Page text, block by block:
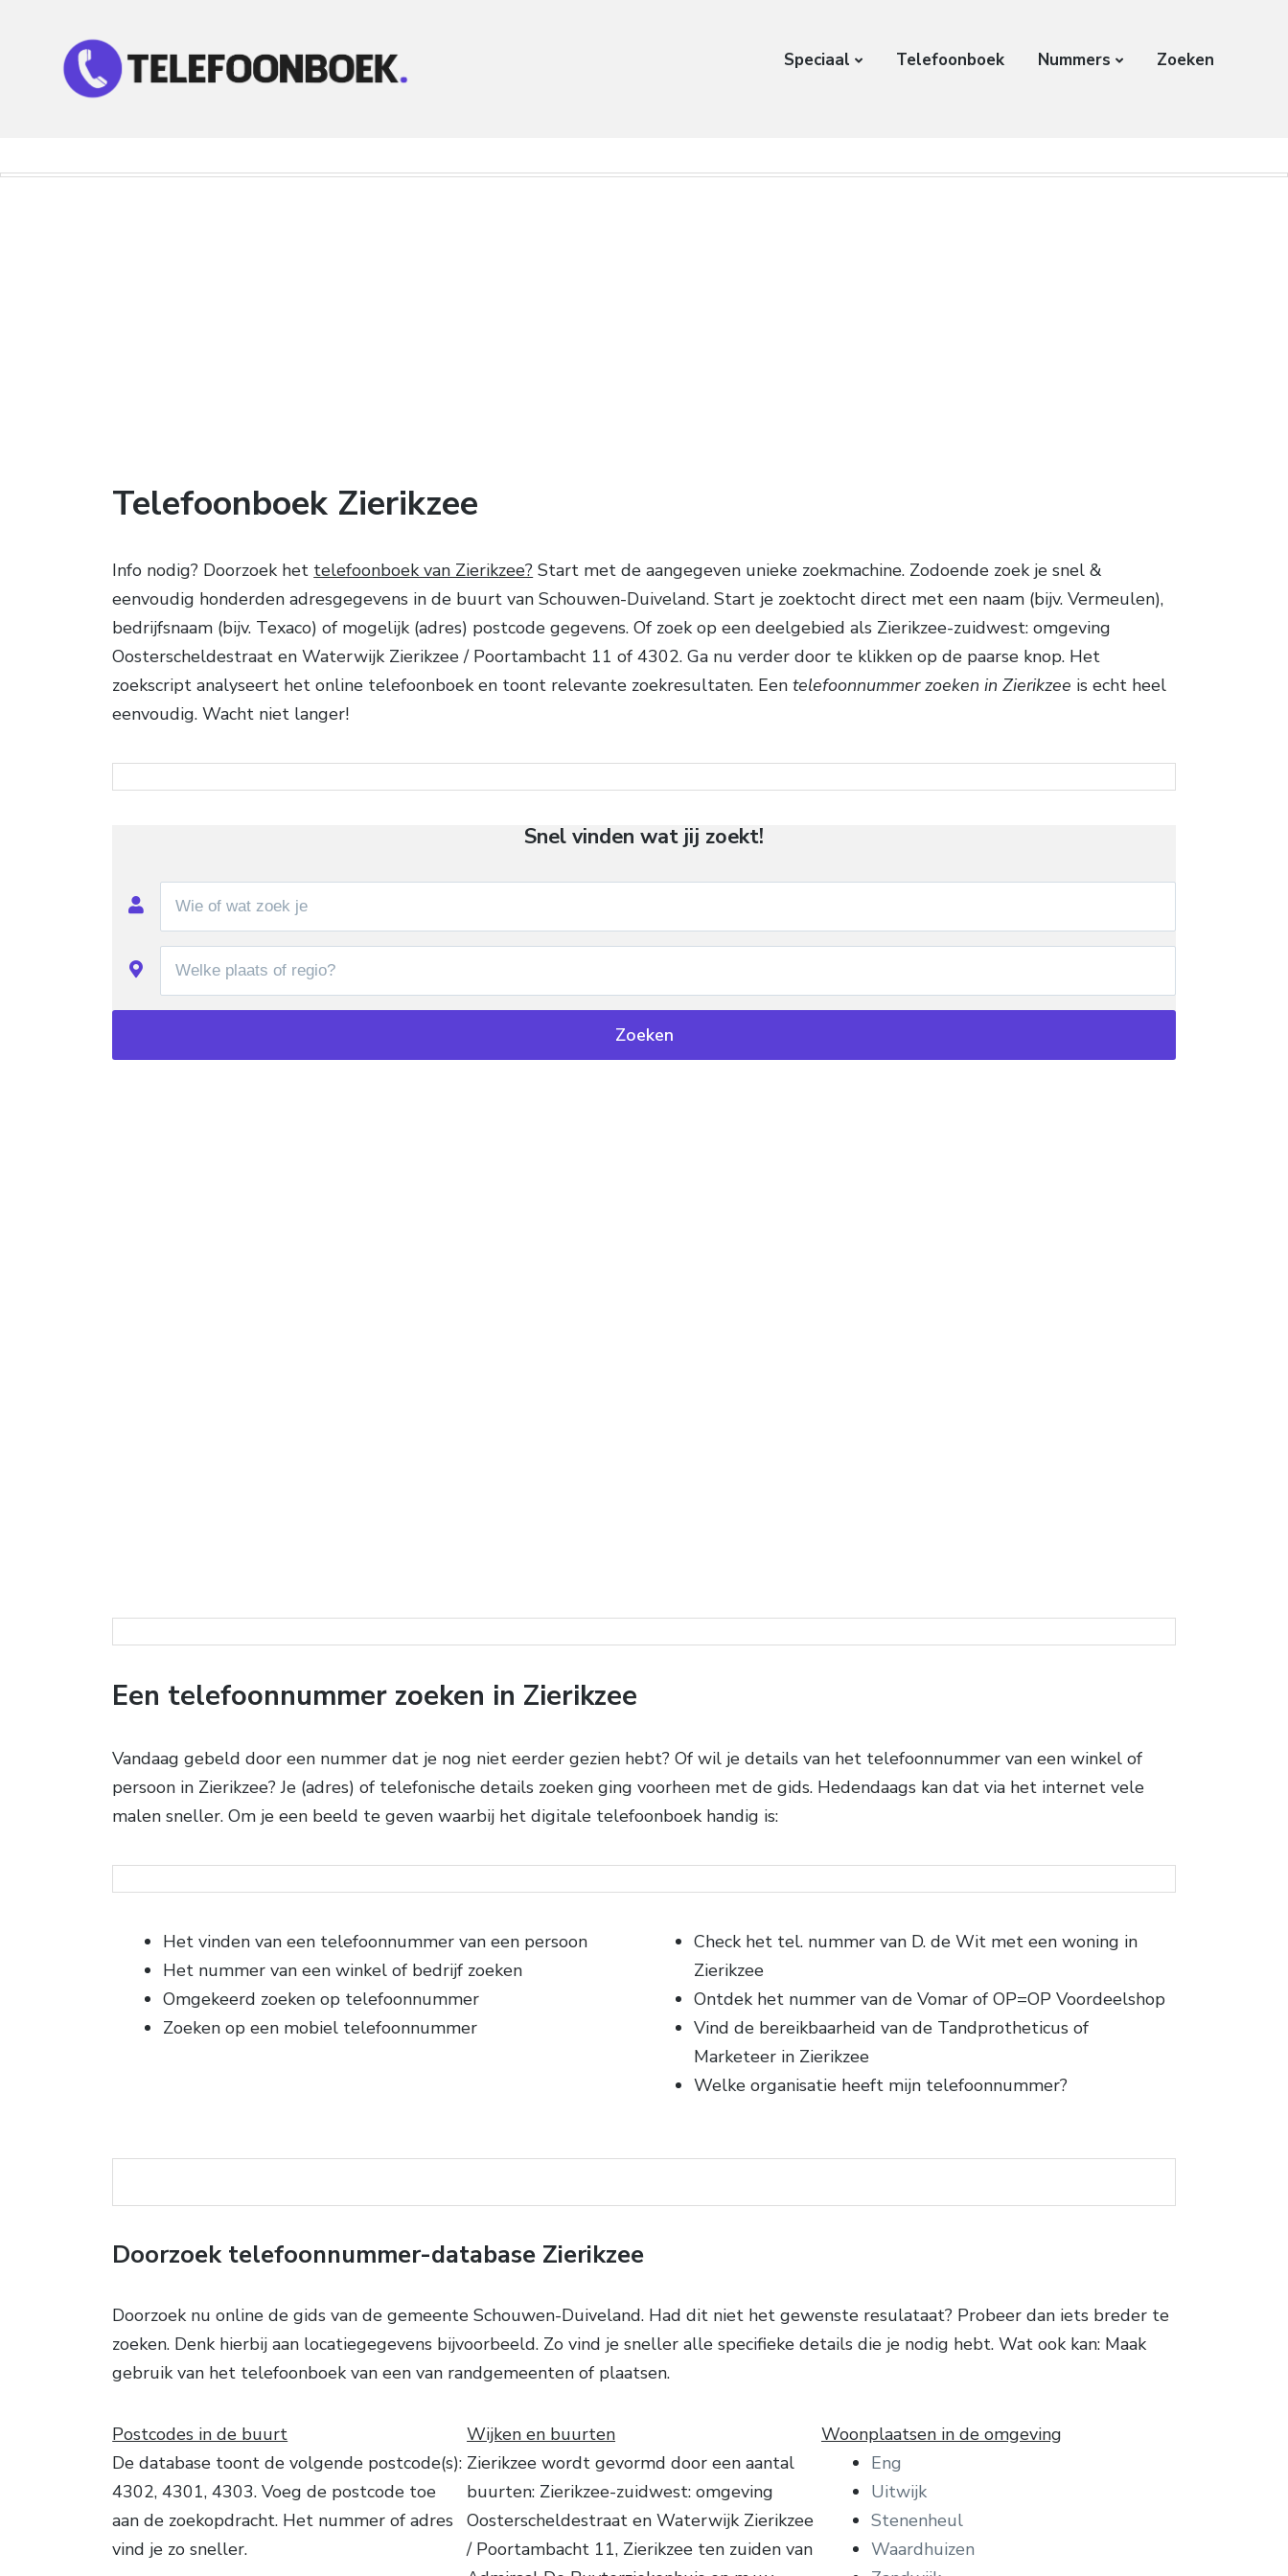
Speciaal Telefoonboek Nummers Zoeken
Telefoonboek Zierikzee
Info nodig? Doorzoek het telefoonboek van Zierikzee? Start met de aangegeven unieke zoekmachine. Zodoende zoek je snel &
eenvoudig honderden adresgegevens in de buurt van Schouwen-Duiveland. Start je zoektocht direct met een naam (bijv. Vermeulen),
bedrijfsnaam (bijv. Texaco) of mogelijk (adres) postcode gegevens. Of zoek op een deelgebied als Zierikzee-zuidwest: omgeving
Oosterscheldestraat en Waterwijk Zierikzee / Poortambacht 11 of 4302. Ga nu verder door te klikken op de paarse knop. Het
zoekscript analyseert het online telefoonboek en toont relevante zoekresultaten. Eentelefoonnummer zoeken in Zierikzee is echt heel
eenvoudig. Wacht niet langer!
Snel vinden wat jij zoekt!
Een telefoonnummer zoeken in Zierikzee
Vandaag gebeld door een nummer dat je nog niet eerder gezien hebt? Of wil je details van het telefoonnummer van een winkel of
persoon in Zierikzee? Je (adres) of telefonische details zoeken ging voorheen met de gids. Hedendaags kan dat via het internet vele
malen sneller. Om je een beeld te geven waarbij het digitale telefoonboek handig is:
Het vinden van een telefoonnummer van een persoon
Het nummer van een winkel of bedrijf zoeken
Omgekeerd zoeken op telefoonnummer
Zoeken op een mobiel telefoonnummer
Check het tel. nummer van D. de Wit met een woning in
Zierikzee
Ontdek het nummer van de Vomar of OP=OP Voordeelshop
Vind de bereikbaarheid van de Tandprotheticus of
Marketeer in Zierikzee
Welke organisatie heeft mijn telefoonnummer?
Doorzoek telefoonnummer-database Zierikzee
Doorzoek nu online de gids van de gemeente Schouwen-Duiveland. Had dit niet het gewenste resulataat? Probeer dan iets breder te
zoeken. Denk hierbij aan locatiegegevens bijvoorbeeld. Zo vind je sneller alle specifieke details die je nodig hebt. Wat ook kan: Maak
gebruik van het telefoonboek van een van randgemeenten of plaatsen.
Postcodes in de buurt
De database toont de volgende postcode(s):
4302, 4301, 4303. Voeg de postcode toe
aan de zoekopdracht. Het nummer of adres
vind je zo sneller.
Wijken en buurten
Zierikzee wordt gevormd door een aantal
buurten: Zierikzee-zuidwest: omgeving
Oosterscheldestraat en Waterwijk Zierikzee
/ Poortambacht 11, Zierikzee ten zuiden van
Woonplaatsen in de omgeving
Eng
Uitwijk
Stenenheul
Waardhuizen